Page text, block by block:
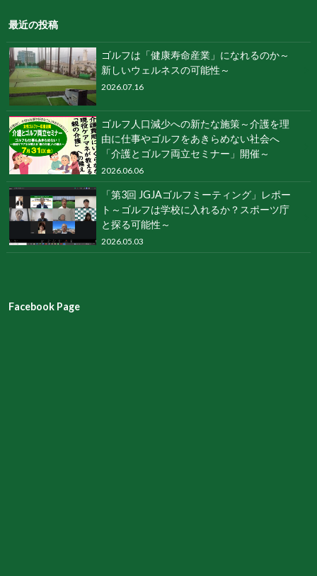
最近の投稿
ゴルフは「健康寿命産業」になれるのか～
新しいウェルネスの可能性～
2026.07.16
ゴルフ人口減少への新たな施策～介護を理
由に仕事やゴルフをあきらめない社会へ
「介護とゴルフ両立セミナー」開催～
2026.06.06
「第3回 JGJAゴルフミーティング」レポー
ト～ゴルフは学校に入れるか？スポーツ庁
と探る可能性～
2026.05.03
Facebook Page